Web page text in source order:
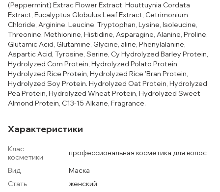
(Peppermint) Extrac Flower Extract, Houttuynia Cordata
Extract, Eucalyptus Globulus Leaf Extract, Cetrimonium
Chloride, Arginine. Leucine, Tryptophan, Lysine, Isoleucine,
Threonine, Methionine, Histidine, Asparagine, Alanine, Proline,
Glutamic Acid, Glutamine, Glycine, aline, Phenylalanine,
Aspartic Acid, Tyrosine, Serine, Cy Hydrolyzed Barley Protein,
Hydrolyzed Corn Protein, Hydrolyzed Polato Protein,
Hydrolyzed Rice Protein, Hydrolyzed Rice 'Bran Protein,
Hydrolyzed Soy Protein. Hydrolyzed Oat Protein, Hydrolyzed
Pea Protein, Hydrolyzed Wheat Protein, Hydrolyzed Sweet
Almond Protein, C13-15 Alkane, Fragrance.
Характеристики
Клас
косметики
профессиональная косметика для волос
Вид
Маска
Стать
женский